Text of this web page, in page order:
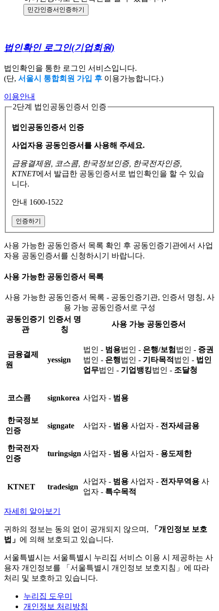
민간인증서 인증하기
법인확인 로그인(기업회원)
법인확인을 통한 로그인 서비스입니다.
(단, 서울시 통합회원 가입 후 이용가능합니다.)
이용안내
2단계 법인공동인증서 인증
법인공동인증서 인증
사업자용 공동인증서를 사용해 주세요.
금융결제원, 코스콤, 한국정보인증, 한국전자인증,
KTNET에서 발급한 공동인증서로 법인확인을 할 수 있습
니다.
안내 1600-1522
인증하기
사용 가능한 공동인증서 목록 확인 후 공동인증기관에서 사업
자용 공동인증서를 신청하시기 바랍니다.
사용 가능한 공동인증서 목록
사용 가능한 공동인증서 목록 - 공동인증기관, 인증서 명칭, 사
용 가능 공동인증서로 구성
공동인증기
관
인증서 명
칭
사용 가능 공동인증서
금융결제
원
yessign
법인 - 범용법인 - 은행/보험 법인 - 증권
법인 - 은행법인 - 기타목적 법인 - 법인
업무법인 - 기업뱅킹법인 - 조달청
코스콤 signkorea 사업자 - 범용
한국정보
인증
signgate 사업자 - 범용 사업자 - 전자세금용
한국전자
인증
turingsign 사업자 - 범용 사업자 - 용도제한
KTNET tradesign
사업자 - 범용 사업자 - 전자무역용 사
업자 - 특수목적
자세히 알아보기
귀하의 정보는 동의 없이 공개되지 않으며,
「개인정보 보호
법」 에 의해 보호되고 있습니다.
서울특별시는 서울특별시 누리집 서비스 이용 시 제공하는 사
용자 개인정보를 「서울특별시 개인정보 보호지침」에 따라
처리 및 보호하고 있습니다.
누리집 도우미
개인정보 처리방침